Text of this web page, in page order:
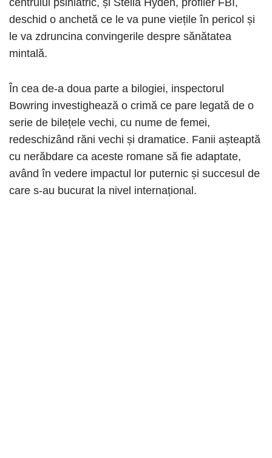
centrului psihiatric, și Stella Hyden, profiler FBI,
deschid o anchetă ce le va pune viețile în pericol și
le va zdruncina convingerile despre sănătatea
mintală.
În cea de-a doua parte a bilogiei, inspectorul
Bowring investighează o crimă ce pare legată de o
serie de bilețele vechi, cu nume de femei,
redeschizând răni vechi și dramatice. Fanii așteaptă
cu nerăbdare ca aceste romane să fie adaptate,
având în vedere impactul lor puternic și succesul de
care s-au bucurat la nivel internațional.